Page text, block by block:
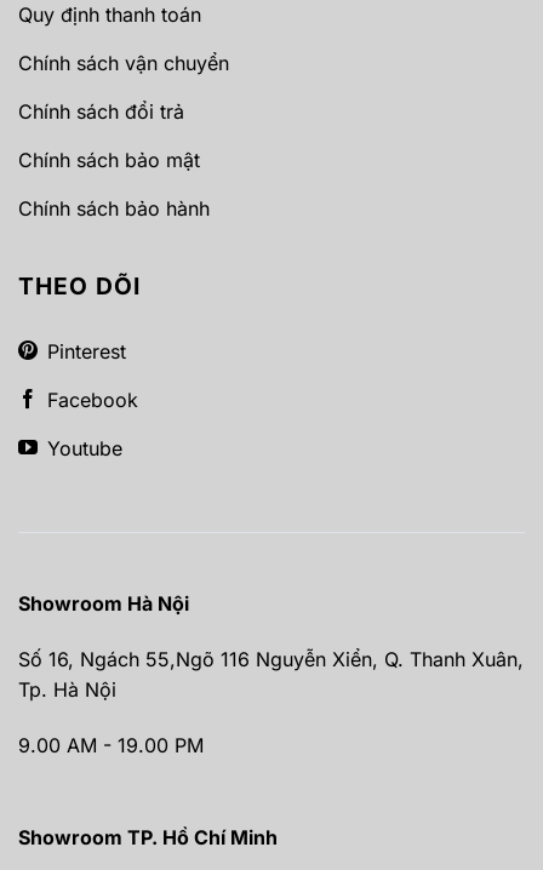
Quy định thanh toán
Chính sách vận chuyển
Chính sách đổi trả
Chính sách bảo mật
Chính sách bảo hành
THEO DÕI
Pinterest
Facebook
Youtube
Showroom Hà Nội
Số 16, Ngách 55,Ngõ 116 Nguyễn Xiển, Q. Thanh Xuân,
Tp. Hà Nội
9.00 AM - 19.00 PM
Showroom TP. Hồ Chí Minh